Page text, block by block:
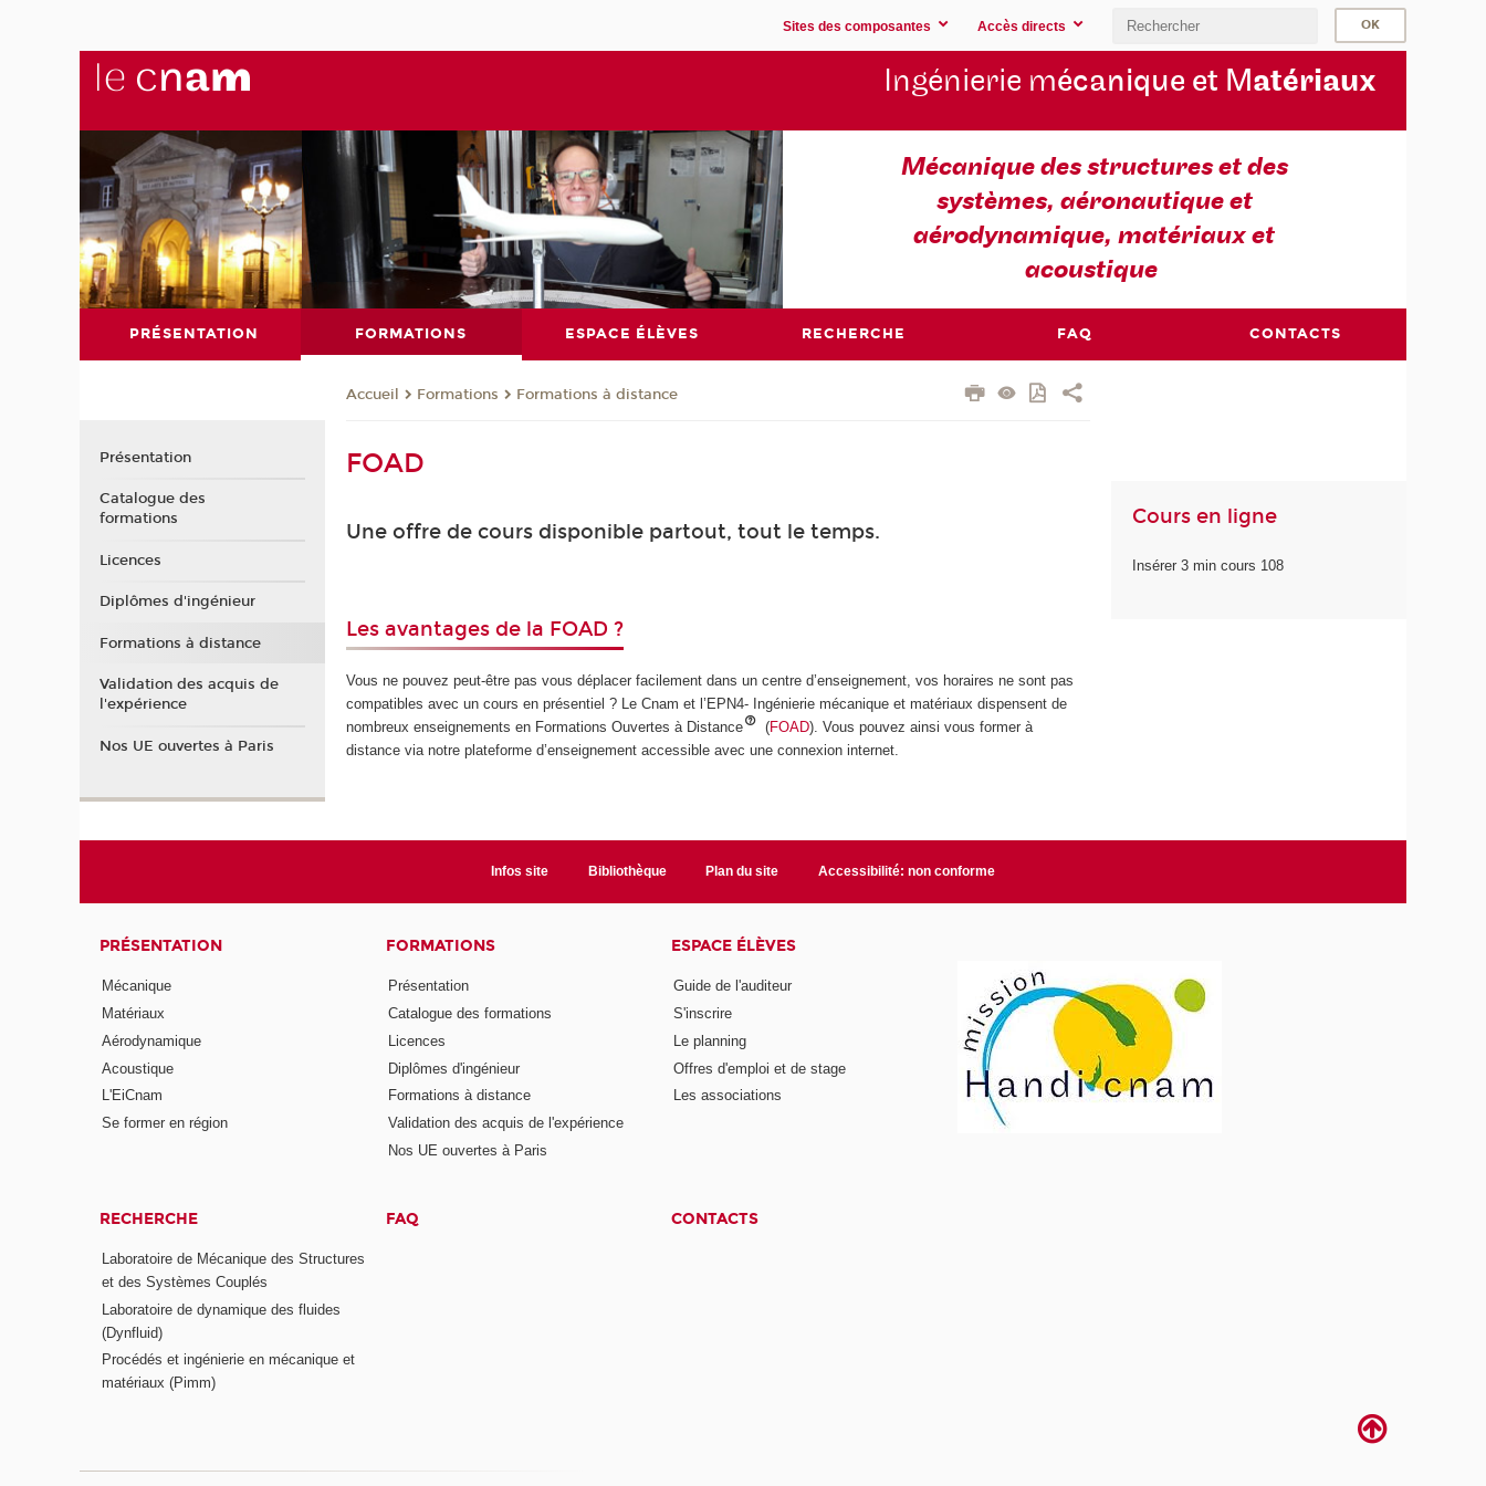
Sites des composantes Accès directs
Ingénierie mécanique et Matériaux
Mécanique des structures et des
systèmes, aéronautique et
aérodynamique, matériaux et
acoustique
PRÉSENTATION FORMATIONS ESPACE ÉLÈVES RECHERCHE FAQ CONTACTS
Accueil Formations Formations à distance
FOAD
Une offre de cours disponible partout, tout le temps.
Les avantages de la FOAD ?
Vous ne pouvez peut-être pas vous déplacer facilement dans un centre d’enseignement, vos horaires ne sont pas
compatibles avec un cours en présentiel ? Le Cnam et l’EPN4- Ingénierie mécanique et matériaux dispensent de
nombreux enseignements en Formations Ouvertes à Distance
(FOAD). Vous pouvez ainsi vous former à
distance via notre plateforme d’enseignement accessible avec une connexion internet.
Cours en ligne
Insérer 3 min cours 108
Présentation
Catalogue des
formations
Licences
Diplômes d'ingénieur
Formations à distance
Validation des acquis de
l'expérience
Nos UE ouvertes à Paris
Infos site Bibliothèque Plan du site Accessibilité: non conforme
PRÉSENTATION
Mécanique
Matériaux
Aérodynamique
Acoustique
L'EiCnam
Se former en région
FORMATIONS
Présentation
Catalogue des formations
Licences
Diplômes d'ingénieur
Formations à distance
Validation des acquis de l'expérience
Nos UE ouvertes à Paris
ESPACE ÉLÈVES
Guide de l'auditeur
S'inscrire
Le planning
Offres d'emploi et de stage
Les associations
RECHERCHE
Laboratoire de Mécanique des Structures
et des Systèmes Couplés
Laboratoire de dynamique des fluides
(Dynfluid)
Procédés et ingénierie en mécanique et
matériaux (Pimm)
FAQ CONTACTS